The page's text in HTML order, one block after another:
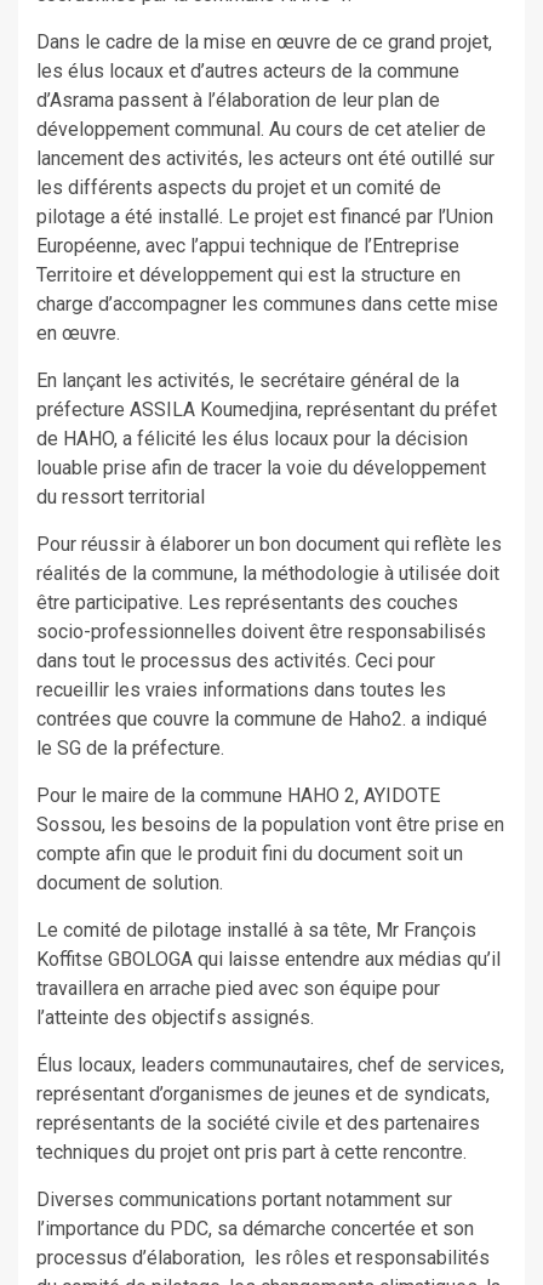
Dans le cadre de la mise en œuvre de ce grand projet,
les élus locaux et d’autres acteurs de la commune
d’Asrama passent à l’élaboration de leur plan de
développement communal. Au cours de cet atelier de
lancement des activités, les acteurs ont été outillé sur
les différents aspects du projet et un comité de
pilotage a été installé. Le projet est financé par l’Union
Européenne, avec l’appui technique de l’Entreprise
Territoire et développement qui est la structure en
charge d’accompagner les communes dans cette mise
en œuvre.
En lançant les activités, le secrétaire général de la
préfecture ASSILA Koumedjina, représentant du préfet
de HAHO, a félicité les élus locaux pour la décision
louable prise afin de tracer la voie du développement
du ressort territorial
Pour réussir à élaborer un bon document qui reflète les
réalités de la commune, la méthodologie à utilisée doit
être participative. Les représentants des couches
socio-professionnelles doivent être responsabilisés
dans tout le processus des activités. Ceci pour
recueillir les vraies informations dans toutes les
contrées que couvre la commune de Haho2. a indiqué
le SG de la préfecture.
Pour le maire de la commune HAHO 2, AYIDOTE
Sossou, les besoins de la population vont être prise en
compte afin que le produit fini du document soit un
document de solution.
Le comité de pilotage installé à sa tête, Mr François
Koffitse GBOLOGA qui laisse entendre aux médias qu’il
travaillera en arrache pied avec son équipe pour
l’atteinte des objectifs assignés.
Élus locaux, leaders communautaires, chef de services,
représentant d’organismes de jeunes et de syndicats,
représentants de la société civile et des partenaires
techniques du projet ont pris part à cette rencontre.
Diverses communications portant notamment sur
l’importance du PDC, sa démarche concertée et son
processus d’élaboration, les rôles et responsabilités